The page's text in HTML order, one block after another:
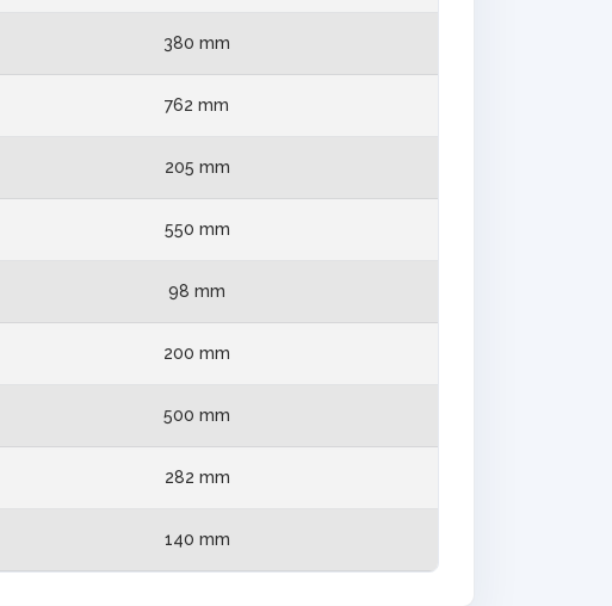
380 mm
762 mm
205 mm
550 mm
98 mm
200 mm
500 mm
282 mm
140 mm